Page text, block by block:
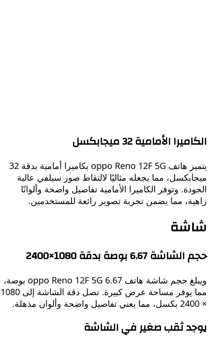
الأمامية 32 ميجابكسل
يتميز هاتف oppo Reno 12F 5G بكاميرا أمامية بدقة 32
مما يجعله مثاليًا لالتقاط صور سيلفي عالية
وتوفر الكاميرا الأمامية تفاصيل واضحة وألوانًا
مما يضمن تجربة تصوير رائعة للمستخدمين.
بوصة بدقة 1080×2400
ويبلغ حجم شاشة هاتف oppo Reno 12F 5G 6.67 بوصة،
مما يوفر مساحة عرض كبيرة. تصل دقة الشاشة إلى 1080
ثقب صغير في الشاشة